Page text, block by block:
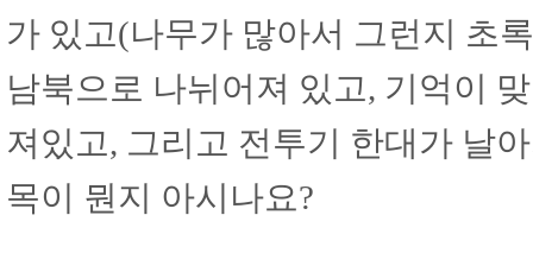
가 있고(나무가 많아서 그런지 초
남북으로 나뉘어져 있고, 기억이
져있고, 그리고 전투기 한대가 날
목이 뭔지 아시나요?